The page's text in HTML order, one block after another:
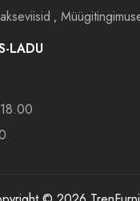
LADU